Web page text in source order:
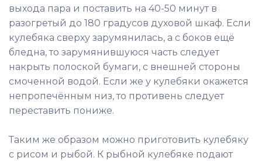
выхода пара и поставить на 40-50 минут в
разогретый до 180 градусов духовой шкаф. Если
кулебяка сверху зарумянилась, а с боков ещё
бледна, то зарумянившуюся часть следует
накрыть полоской бумаги, с внешней стороны
смоченной водой. Если же у кулебяки окажется
непропечённым низ, то противень следует
переставить пониже.
Таким же образом можно приготовить кулебяку
с рисом и рыбой. К рыбной кулебяке подают